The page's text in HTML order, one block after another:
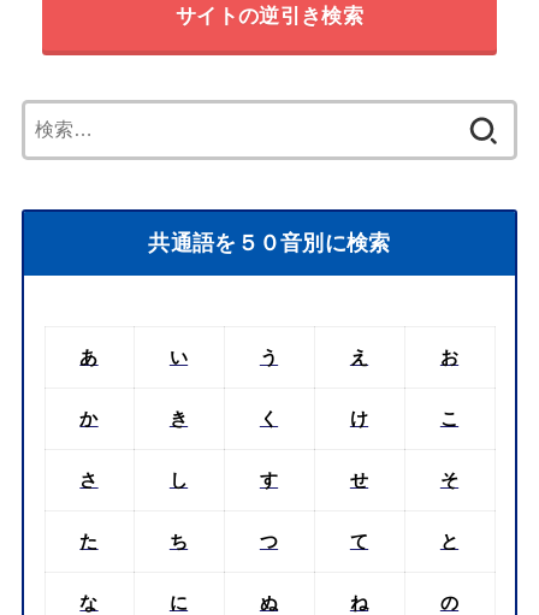
サイトの逆引き検索
索:
共通語を５０音別に検索
あ い う え お
か き く け こ
さ し す せ そ
た ち つ て と
な に ぬ ね の